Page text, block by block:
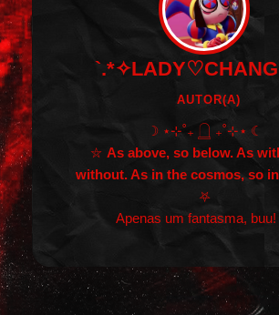
AUTOR(A)
☽ ⋆⊹˚₊ 𓉸 ₊˚⊹⋆ ☾
⛦ As above, so below. As
without. As in the cosmos, so
⛧
Apenas um fantasma, buu!